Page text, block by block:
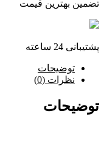
تضمین بهترین قیمت
پشتیبانی 24 ساعته
توضیحات
نظرات (0)
توضیحات